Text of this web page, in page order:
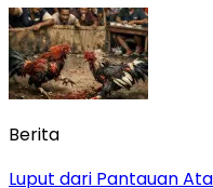
Berita
Luput dari Pantauan